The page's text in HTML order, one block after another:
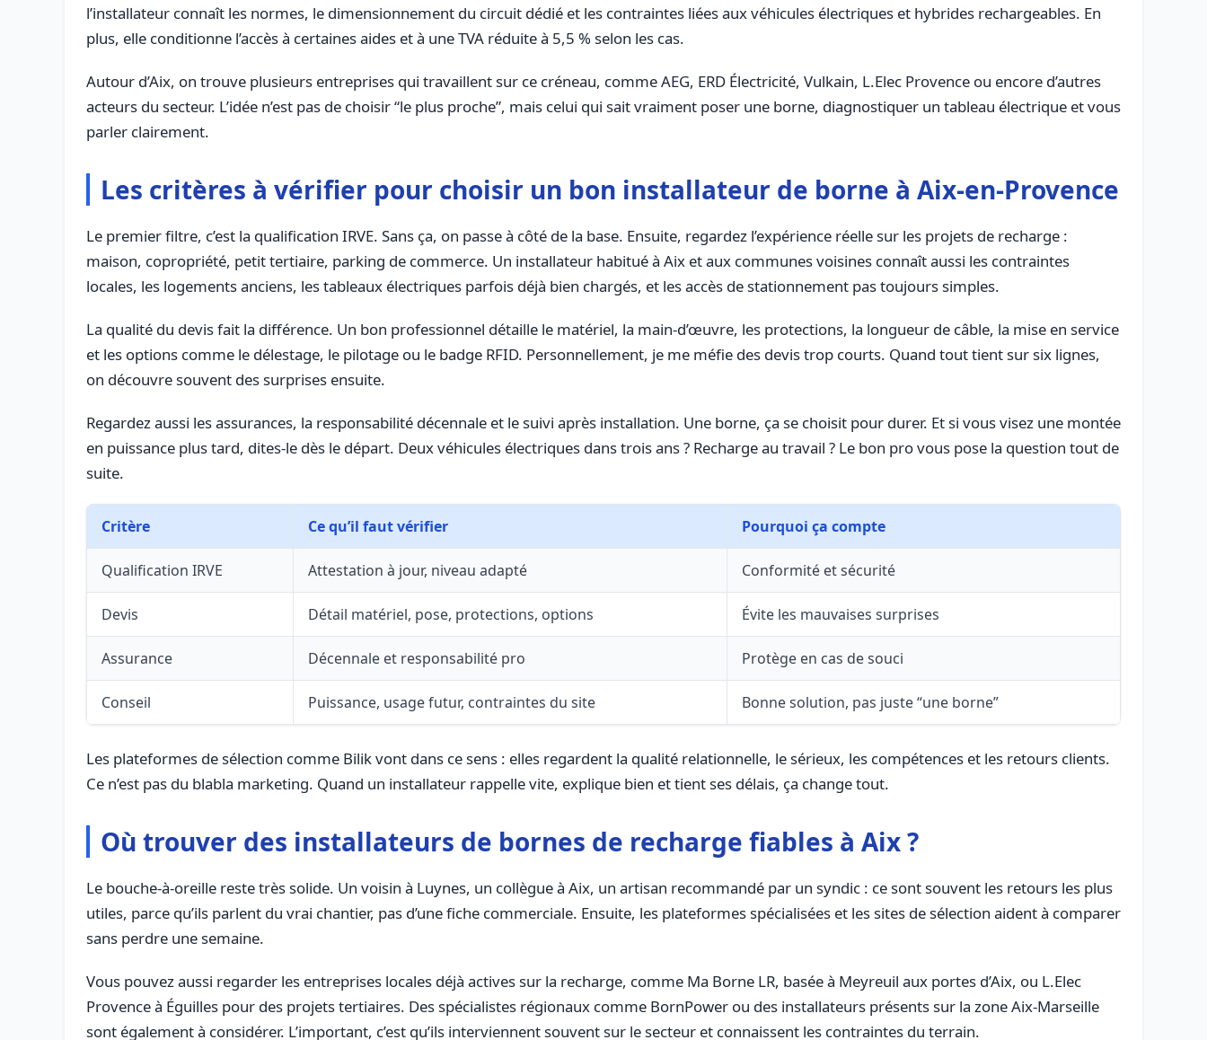
l’installateur connaît les normes, le dimensionnement du circuit dédié et les contraintes liées aux véhicules électriques et hybrides rechargeables. En
plus, elle conditionne l’accès à certaines aides et à une TVA réduite à 5,5 % selon les cas.
Autour d’Aix, on trouve plusieurs entreprises qui travaillent sur ce créneau, comme AEG, ERD Électricité, Vulkain, L.Elec Provence ou encore d’autres
acteurs du secteur. L’idée n’est pas de choisir “le plus proche”, mais celui qui sait vraiment poser une borne, diagnostiquer un tableau électrique et vous
parler clairement.
Les critères à vérifier pour choisir un bon installateur de borne à Aix-en-Provence
Le premier filtre, c’est la qualification IRVE. Sans ça, on passe à côté de la base. Ensuite, regardez l’expérience réelle sur les projets de recharge :
maison, copropriété, petit tertiaire, parking de commerce. Un installateur habitué à Aix et aux communes voisines connaît aussi les contraintes
locales, les logements anciens, les tableaux électriques parfois déjà bien chargés, et les accès de stationnement pas toujours simples.
La qualité du devis fait la différence. Un bon professionnel détaille le matériel, la main-d’œuvre, les protections, la longueur de câble, la mise en service
et les options comme le délestage, le pilotage ou le badge RFID. Personnellement, je me méfie des devis trop courts. Quand tout tient sur six lignes,
on découvre souvent des surprises ensuite.
Regardez aussi les assurances, la responsabilité décennale et le suivi après installation. Une borne, ça se choisit pour durer. Et si vous visez une montée
en puissance plus tard, dites-le dès le départ. Deux véhicules électriques dans trois ans ? Recharge au travail ? Le bon pro vous pose la question tout de
suite.
Critère Ce qu’il faut vérifier Pourquoi ça compte
Qualification IRVE Attestation à jour, niveau adapté Conformité et sécurité
Devis Détail matériel, pose, protections, options Évite les mauvaises surprises
Assurance Décennale et responsabilité pro Protège en cas de souci
Conseil Puissance, usage futur, contraintes du site Bonne solution, pas juste “une borne”
Les plateformes de sélection comme Bilik vont dans ce sens : elles regardent la qualité relationnelle, le sérieux, les compétences et les retours clients.
Ce n’est pas du blabla marketing. Quand un installateur rappelle vite, explique bien et tient ses délais, ça change tout.
Où trouver des installateurs de bornes de recharge fiables à Aix ?
Le bouche-à-oreille reste très solide. Un voisin à Luynes, un collègue à Aix, un artisan recommandé par un syndic : ce sont souvent les retours les plus
utiles, parce qu’ils parlent du vrai chantier, pas d’une fiche commerciale. Ensuite, les plateformes spécialisées et les sites de sélection aident à comparer
sans perdre une semaine.
Vous pouvez aussi regarder les entreprises locales déjà actives sur la recharge, comme Ma Borne LR, basée à Meyreuil aux portes d’Aix, ou L.Elec
Provence à Éguilles pour des projets tertiaires. Des spécialistes régionaux comme BornPower ou des installateurs présents sur la zone Aix-Marseille
sont également à considérer. L’important, c’est qu’ils interviennent souvent sur le secteur et connaissent les contraintes du terrain.